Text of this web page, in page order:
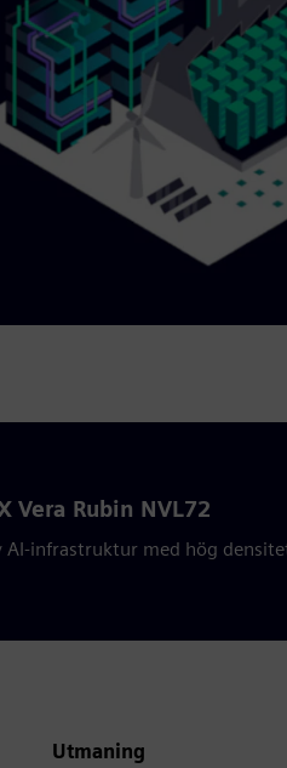
Vera Rubin NVL72
AI-infrastruktur med hög
Utmaning